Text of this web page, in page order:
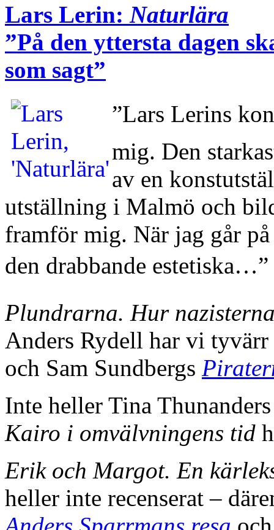
Lars Lerin: Naturlära
”På den yttersta dagen
som sagt”
”Lars Lerins
mig. Den
av en
utställning i Malmö och
framför mig. När jag går
den drabbande estetiska…”
Plundrarna. Hur
Anders Rydell har vi tyvärr
och Sam Sundbergs
Inte heller Tina
Kairo i omvälvningens tid
Erik och Margot. En
heller inte recenserat –